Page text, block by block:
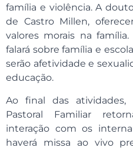
família e violência. A
de Castro Millen,
valores morais na
falará sobre família e
serão afetividade e
educação.
Ao final das atividades,
Pastoral Familiar
interação com os
haverá missa ao vivo